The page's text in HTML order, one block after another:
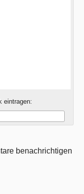
eintragen:
benachrichtigen